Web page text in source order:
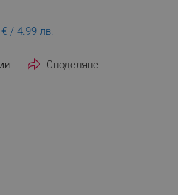
/ 4.99 лв.
Споделяне